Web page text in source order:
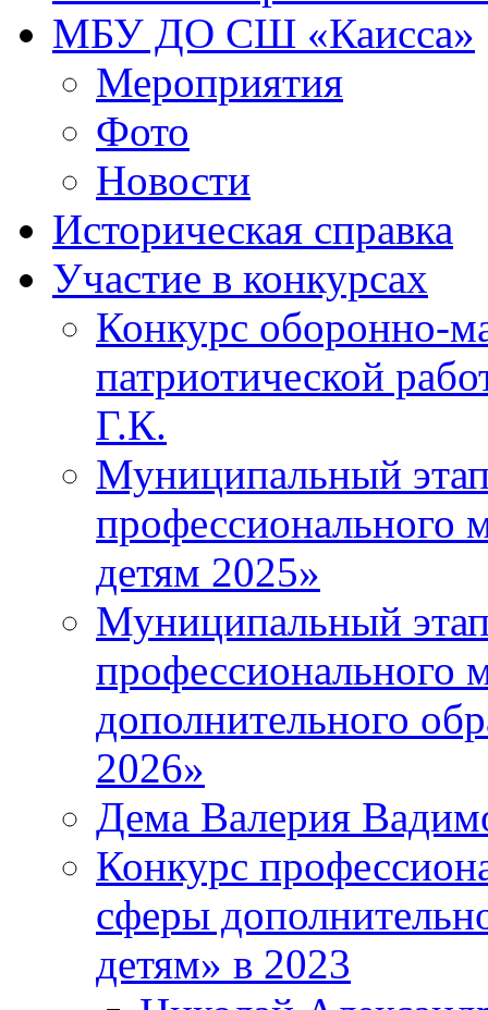
МБУ ДО СШ «Каисса»
Мероприятия
Фото
Новости
Историческая справка
Участие в конкурсах
Конкурс оборонно-
патриотической
Г.К.
Муниципальный
профессионального
детям 2025»
Муниципальный
профессионального
дополнительного
2026»
Дема Валерия
Конкурс
сферы
детям» в 2023